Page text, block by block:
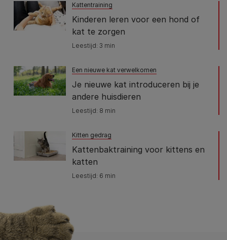
Kattentraining
Kinderen leren voor een hond of
kat te zorgen
Leestijd: 3 min
Een nieuwe kat verwelkomen
Je nieuwe kat introduceren bij je
andere huisdieren
Leestijd: 8 min
Kitten gedrag
Kattenbaktraining voor kittens en
katten
Leestijd: 6 min